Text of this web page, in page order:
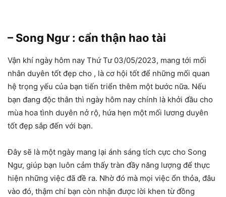
– Song Ngư : cẩn thận hao tài
Vận khí ngày hôm nay Thứ Tư 03/05/2023, mang tới mối
nhân duyên tốt đẹp cho , là cơ hội tốt để những mối quan
hệ trọng yếu của bạn tiến triển thêm một bước nữa. Nếu
bạn đang độc thân thì ngày hôm nay chính là khởi đầu cho
mùa hoa tình duyên nở rộ, hứa hẹn một mối lương duyên
tốt đẹp sắp đến với bạn.
Đây sẽ là một ngày mang lại ánh sáng tích cực cho Song
Ngư, giúp bạn luôn cảm thấy tràn đầy năng lượng để thực
hiện những việc đã đề ra. Nhờ đó mà mọi việc ổn thỏa, đâu
vào đó, thậm chí bạn còn nhận được lời khen từ đồng